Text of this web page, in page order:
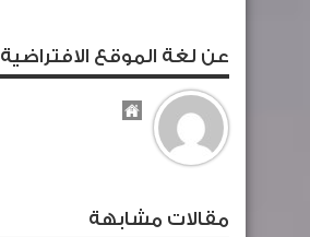
عن لغة الموقع الافتراضية
مقالات مشابهة